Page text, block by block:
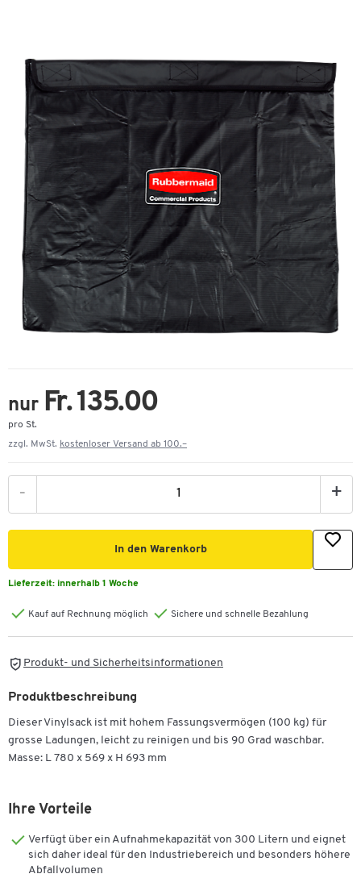
nur Fr. 135.00
pro St.
zzgl. MwSt. kostenloser Versand ab 100.–
- +
In den Warenkorb
Lieferzeit: innerhalb 1 Woche
Kauf auf Rechnung möglich Sichere und schnelle Bezahlung
Produkt- und Sicherheitsinformationen
Produktbeschreibung
Dieser Vinylsack ist mit hohem Fassungsvermögen (100 kg) für
grosse Ladungen, leicht zu reinigen und bis 90 Grad waschbar.
Masse: L 780 x 569 x H 693 mm
Ihre Vorteile
Verfügt über ein Aufnahmekapazität von 300 Litern und eignet
sich daher ideal für den Industriebereich und besonders höhere
Abfallvolumen